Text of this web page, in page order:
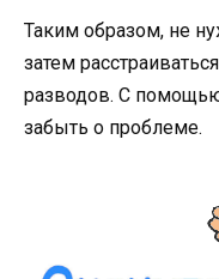
Таким образом, не
затем
разводов. С
забыть о проблеме.